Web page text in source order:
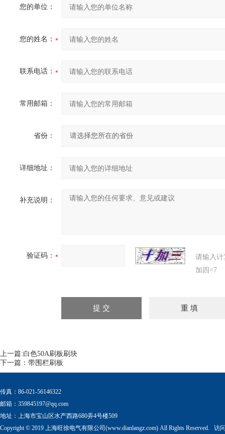
您的单位：
您的姓名：
联系电话：
常用邮箱：
省份：
详细地址：
补充说明：
验证码：
请输入
加四=7
上一篇:白色50A刷板刷块
下一篇： 带围栏刷板
传真：86-021-56146322
邮箱： 359845197@qq.com
地址：上海市宝山区水产西路680弄4号楼509
Copyright © 2019 上海旺徐电气有限公司(www.dianlangz.com) All Rights Reserved. 访